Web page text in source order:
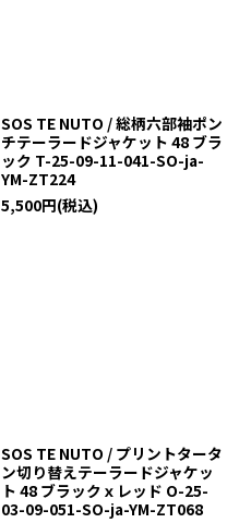
SOS TE NUTO / 総柄六部袖ポン
チテーラードジャケット 48 ブラ
ック T-25-09-11-041-SO-ja-
YM-ZT224
5,500円(税込)
SOS TE NUTO / プリントタータ
ン切り替えテーラードジャケッ
ト 48 ブラックｘレッド O-25-
03-09-051-SO-ja-YM-ZT068